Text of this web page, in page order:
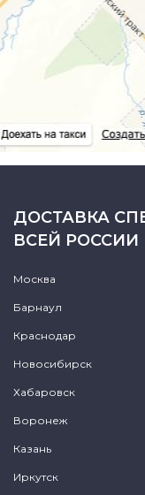
ДОСТАВКА
ВСЕЙ РОССИИ
Москва
Барнаул
Краснодар
Новосибирск
Хабаровск
Воронеж
Казань
Иркутск